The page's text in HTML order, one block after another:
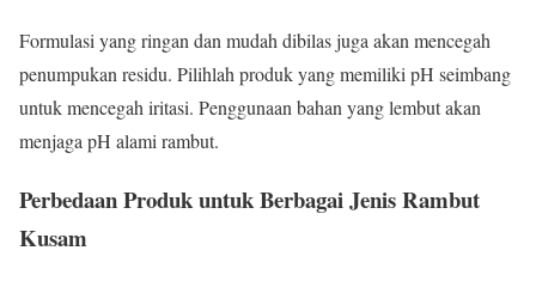
Formulasi yang ringan dan mudah dibilas juga akan mencegah
penumpukan residu. Pilihlah produk yang memiliki pH seimbang
untuk mencegah iritasi. Penggunaan bahan yang lembut akan
menjaga pH alami rambut.
Perbedaan Produk untuk Berbagai Jenis Rambut
Kusam